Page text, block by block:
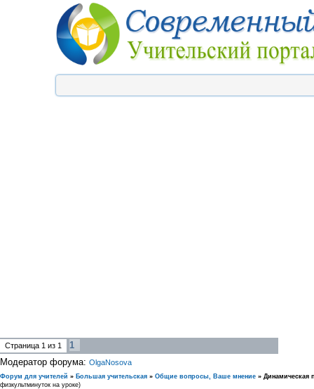
Страница 1 из 1
1
Модератор форума: OlgaNosova
Форум для учителей » Большая учительская » Общие вопросы, Ваше мнение » Динамическая
физкультминуток на уроке)